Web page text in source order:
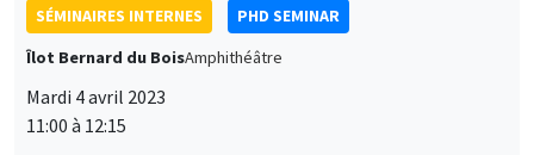
SÉMINAIRES INTERNES
PHD SEMINAR
Îlot Bernard du BoisAmphithéâtre
Mardi 4 avril 2023
11:00 à 12:15
et
des
cookies
Personnaliser